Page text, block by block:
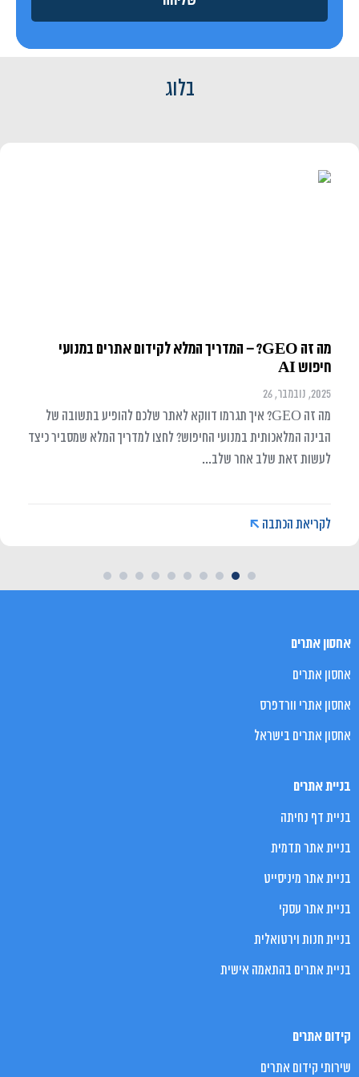
בלוג
מה זה GEO? – המדריך המלא לקידום אתרים במנועי
חיפוש AI
2025, נובמבר, 26
מה זה GEO? איך תגרמו דווקא לאתר שלכם להופיע בתשובה של
הבינה המלאכותית במנועי החיפוש? לחצו למדריך המלא שמסביר כיצד
לעשות זאת שלב אחר שלב...
לקריאת הכתבה
0
אחסון אתרים
אחסון אתרים
אחסון אתרי וורדפרס
אחסון אתרים בישראל
בניית אתרים
בניית דף נחיתה
בניית אתר תדמית
בניית אתר מיניסייט
בניית אתר עסקי
בניית חנות וירטואלית
בניית אתרים בהתאמה אישית
קידום אתרים
שירותי קידום אתרים